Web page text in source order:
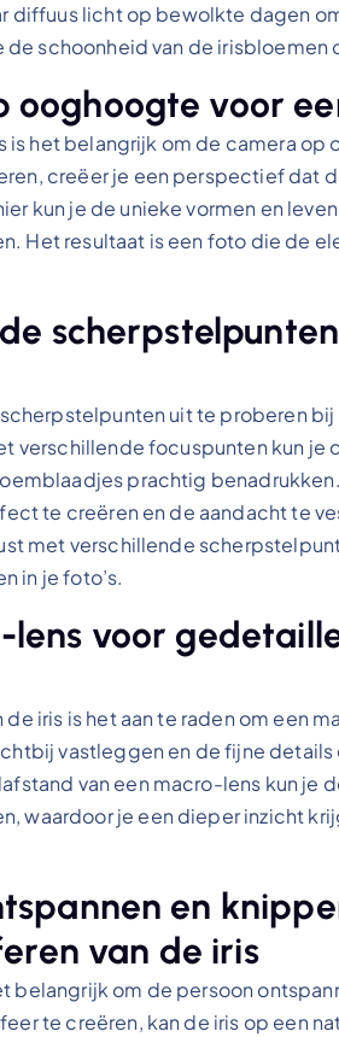
diffuus licht op bewolkte dagen
de schoonheid van de
ooghoogte voor
is het belangrijk om de camera
creëer je een perspectief dat
kun je de unieke vormen en
Het resultaat is een foto die de
uit te proberen bij
verschillende focuspunten kun
prachtig
te creëren en de aandacht te
met verschillende
in je foto’s.
voor
iris is het aan te raden om een
vastleggen en de fijne
van een macro-lens kun je
waardoor je een dieper inzicht
en
van de iris
belangrijk om de persoon
te creëren, kan de iris op een